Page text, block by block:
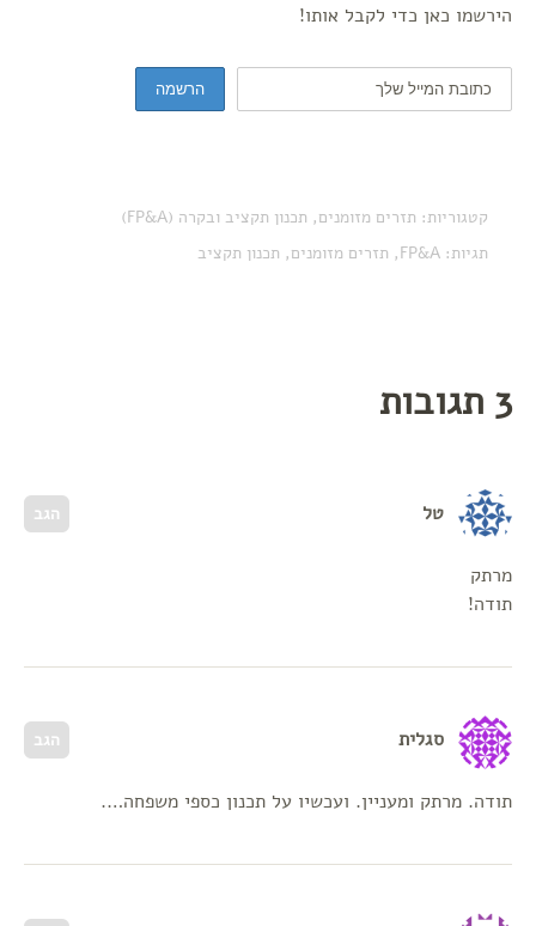
הירשמו כאן כדי לקבל אותו!
קטגוריות: תזרים מזומנים, תכנון תקציב ובקרה (FP&A)
תגיות: FP&A
, תזרים מזומנים, תכנון תקציב
3 תגובות
הגב טל
מרתק
תודה!
הגב סגלית
תודה. מרתק ומעניין. ועכשיו על תכנון כספי משפחה….